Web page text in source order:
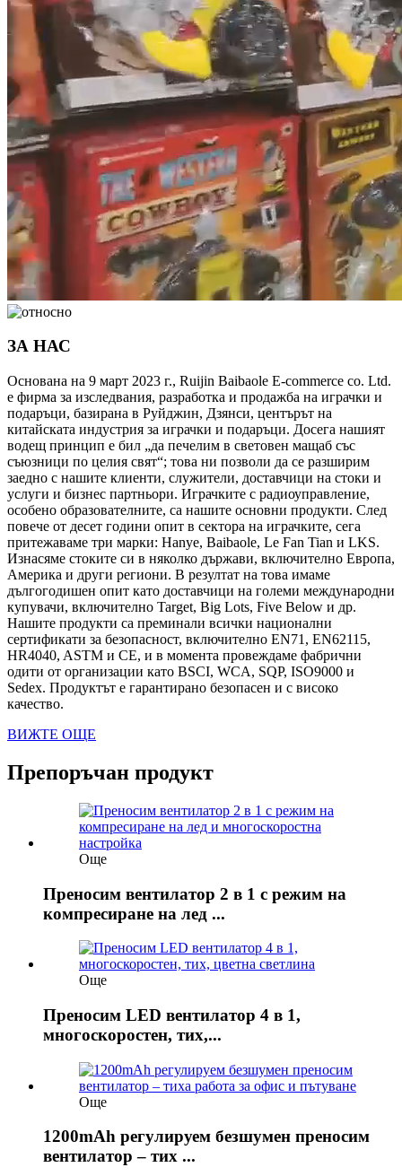
ЗА НАС
Основана на 9 март 2023 г., Ruijin Baibaole E-commerce co. Ltd.
е фирма за изследвания, разработка и продажба на играчки и
подаръци, базирана в Руйджин, Дзянси, центърът на
китайската индустрия за играчки и подаръци. Досега нашият
водещ принцип е бил „да печелим в световен мащаб със
съюзници по целия свят“; това ни позволи да се разширим
заедно с нашите клиенти, служители, доставчици на стоки и
услуги и бизнес партньори. Играчките с радиоуправление,
особено образователните, са нашите основни продукти. След
повече от десет години опит в сектора на играчките, сега
притежаваме три марки: Hanye, Baibaole, Le Fan Tian и LKS.
Изнасяме стоките си в няколко държави, включително Европа,
Америка и други региони. В резултат на това имаме
дългогодишен опит като доставчици на големи международни
купувачи, включително Target, Big Lots, Five Below и др.
Нашите продукти са преминали всички национални
сертификати за безопасност, включително EN71, EN62115,
HR4040, ASTM и CE, и в момента провеждаме фабрични
одити от организации като BSCI, WCA, SQP, ISO9000 и
Sedex. Продуктът е гарантирано безопасен и с високо
качество.
ВИЖТЕ ОЩЕ
Препоръчан продукт
Още
Преносим вентилатор 2 в 1 с режим на
компресиране на лед ...
Още
Преносим LED вентилатор 4 в 1,
многоскоростен, тих,...
Още
1200mAh регулируем безшумен преносим
вентилатор – тих ...